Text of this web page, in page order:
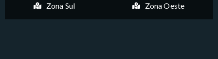
Zona Sul Zona Oeste